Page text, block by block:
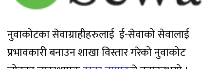
नुवाकोटका सेवाग्राहीहरुलाई ई-सेवाको सेवालाई
प्रभावकारी बनाउन शाखा विस्तार गरेको नुवाकोट